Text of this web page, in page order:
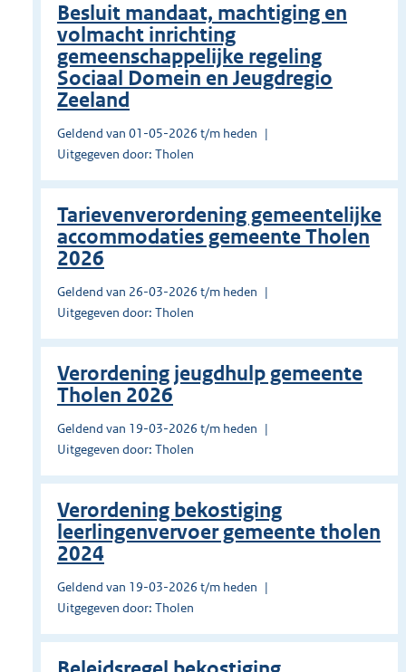
Besluit mandaat, machtiging en
volmacht inrichting
gemeenschappelijke regeling
Sociaal Domein en Jeugdregio
Zeeland
Geldend van 01-05-2026 t/m heden
Uitgegeven door: Tholen
Tarievenverordening gemeentelijke
accommodaties gemeente Tholen
2026
Geldend van 26-03-2026 t/m heden
Uitgegeven door: Tholen
Verordening jeugdhulp gemeente
Tholen 2026
Geldend van 19-03-2026 t/m heden
Uitgegeven door: Tholen
Verordening bekostiging
leerlingenvervoer gemeente tholen
2024
Geldend van 19-03-2026 t/m heden
Uitgegeven door: Tholen